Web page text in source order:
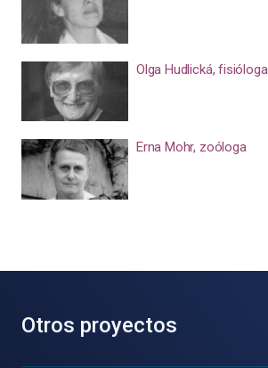
Olga Hudlická, fisióloga
Erna Mohr, zoóloga
Otros proyectos